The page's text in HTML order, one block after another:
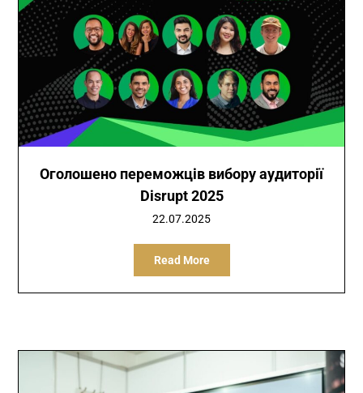
Оголошено переможців вибору аудиторії
Disrupt 2025
22.07.2025
Read More